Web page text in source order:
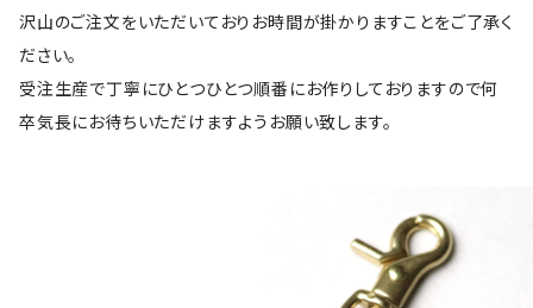
沢山のご注文をいただいておりお時間が掛かりますことをご了承く
ださい。
受注生産で丁寧にひとつひとつ順番にお作りしておりますので何
卒気長にお待ちいただけますようお願い致します。